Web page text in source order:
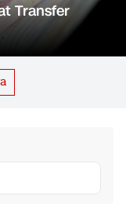
Transfer